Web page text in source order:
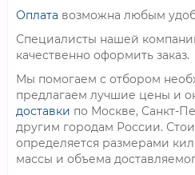
Оплата возможна любым
Специалисты нашей
качественно оформить заказ.
Мы помогаем с отбором
предлагаем лучшие цены и
доставки по Москве, Санкт-
другим городам России.
определяется размерами
массы и объема